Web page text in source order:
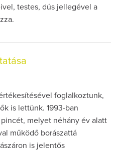
testes, dús jellegével a
foglalkoztunk,
is lettünk. 1993-ban
melyet néhány év alatt
működő borászattá
is jelentős